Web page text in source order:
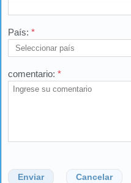
País: *
comentario: *
Enviar Cancelar